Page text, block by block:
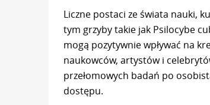
Liczne postaci ze świata nauki,
tym grzyby takie jak Psilocybe
mogą pozytywnie wpływać na
naukowców, artystów i
przełomowych badań po
dostępu.